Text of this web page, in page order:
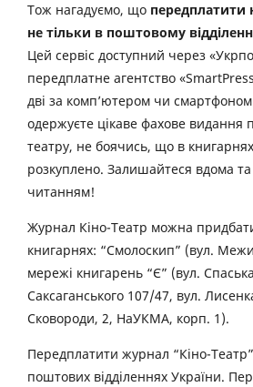
Тож нагадуємо, що
не тільки в поштовому
Цей сервіс доступний через
передплатне агентство
дві за комп’ютером чи
одержуєте цікаве фахове видання
театру, не боячись, що в
розкуплено. Залишайтеся вдома
читанням!
Журнал Кіно-Театр можна
книгарнях: “Смолоскип” (вул.
мережі книгарень “Є” (вул.
Саксаганського 107/47, вул.
Сковороди, 2, НаУКМА, корп. 1).
Передплатити журнал “Кіно-
поштових відділеннях України.